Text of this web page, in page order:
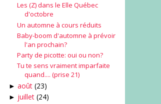
Les (Z) dans le Elle Québec
d'octobre
Un automne à cours réduits
Baby-boom d'automne à prévoir
l'an prochain?
Party de picotte: oui ou non?
Tu te sens vraiment imparfaite
quand.... (prise 21)
► août (23)
► juillet (24)